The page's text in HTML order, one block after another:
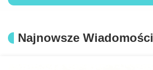
Najnowsze Wiadomości